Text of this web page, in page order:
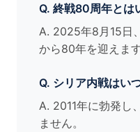
Q. 終戦80周年とは
A. 2025年8月15日
から80年を迎えます
Q. シリア内戦はい
A. 2011年に勃発し
ません。